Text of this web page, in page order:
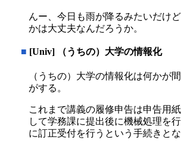
んー、今日も雨が降るみたいだけ
かは大丈夫なんだろうか。
■ [Univ] （うちの）大学の情報化
（うちの）大学の情報化は何かが
がする。
これまで講義の履修申告は申告用
して学務課に提出後に機械処理を
に訂正受付を行うという手続きとな